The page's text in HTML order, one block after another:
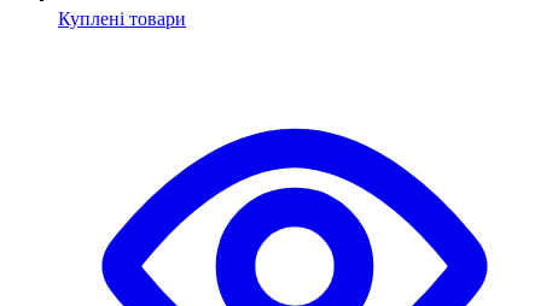
Куплені товари